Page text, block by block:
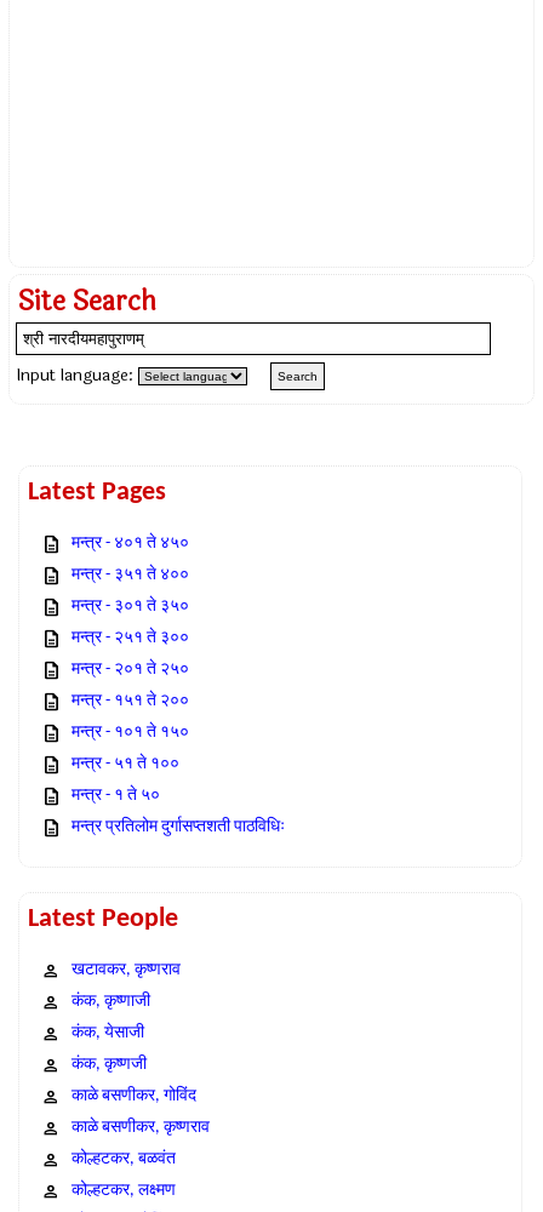
Site Search
Input language:
Latest Pages
मन्त्र - ४०१ ते ४५०
मन्त्र - ३५१ ते ४००
मन्त्र - ३०१ ते ३५०
मन्त्र - २५१ ते ३००
मन्त्र - २०१ ते २५०
मन्त्र - १५१ ते २००
मन्त्र - १०१ ते १५०
मन्त्र - ५१ ते १००
मन्त्र - १ ते ५०
मन्त्र प्रतिलोम दुर्गासप्तशती पाठविधिः
Latest People
खटावकर, कृष्णराव
कंक, कृष्णाजी
कंक, येसाजी
कंक, कृष्णजी
काळे बसणीकर, गोविंद
काळे बसणीकर, कृष्णराव
कोल्हटकर, बळवंत
कोल्हटकर, लक्ष्मण